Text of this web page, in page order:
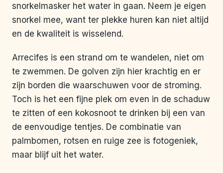
snorkelmasker het water in gaan. Neem je eigen
snorkel mee, want ter plekke huren kan niet altijd
en de kwaliteit is wisselend.
Arrecifes is een strand om te wandelen, niet om
te zwemmen. De golven zijn hier krachtig en er
zijn borden die waarschuwen voor de stroming.
Toch is het een fijne plek om even in de schaduw
te zitten of een kokosnoot te drinken bij een van
de eenvoudige tentjes. De combinatie van
palmbomen, rotsen en ruige zee is fotogeniek,
maar blijf uit het water.